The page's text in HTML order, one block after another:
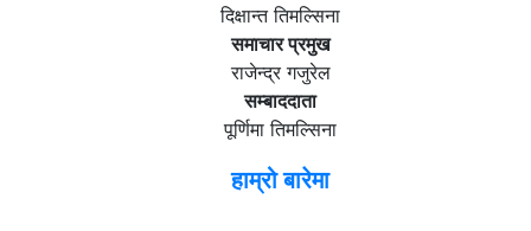
दिक्षान्त तिमल्सिना
समाचार प्रमुख
राजेन्द्र गजुरेल
सम्बाददाता
पूर्णिमा तिमल्सिना
हाम्रो बारेमा